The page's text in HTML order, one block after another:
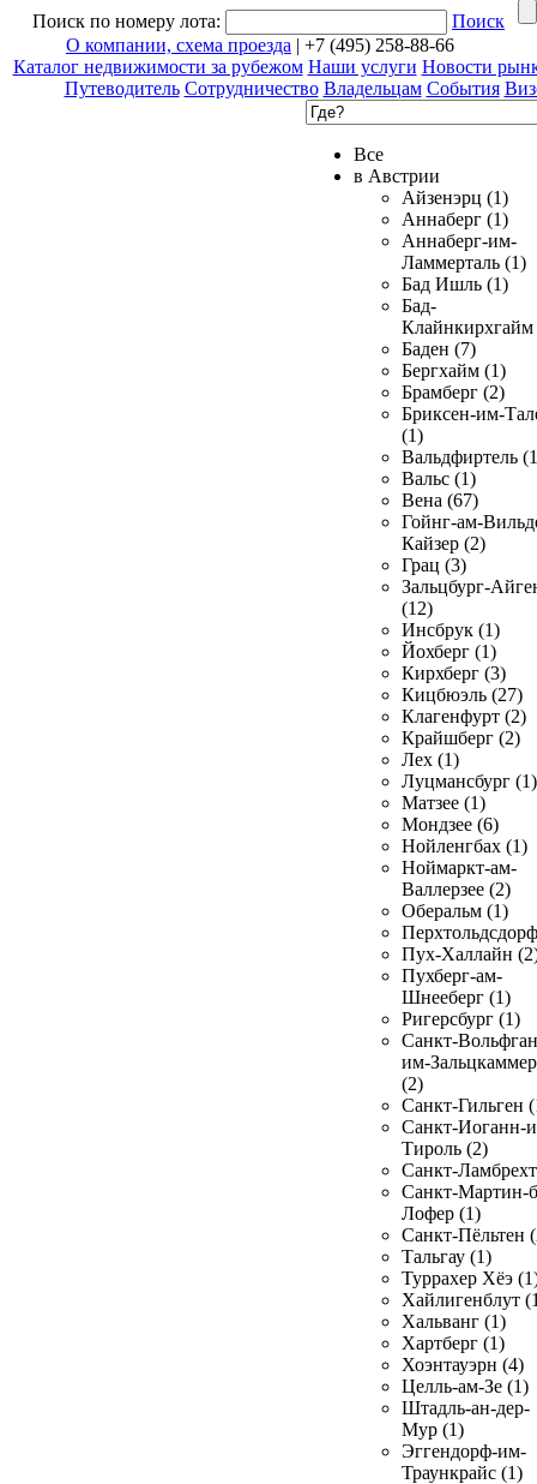
Поиск по номеру лота:
Поиск
О компании, схема проезда | +7 (495) 258-88-66
Каталог недвижимости за рубежом Наши услуги Новости
Путеводитель Сотрудничество Владельцам События
Все
в Австрии
Айзенэрц (1)
Аннаберг (1)
Аннаберг-им-
Ламмерталь (1)
Бад Ишль (1)
Бад-
Клайнкирхгайм
Баден (7)
Бергхайм (1)
Брамберг (2)
Бриксен-им-
(1)
Вальдфиртель
Вальс (1)
Вена (67)
Гойнг-ам-
Кайзер (2)
Грац (3)
Зальцбург-
(12)
Инсбрук (1)
Йохберг (1)
Кирхберг (3)
Кицбюэль (27)
Клагенфурт (2)
Крайшберг (2)
Лех (1)
Луцмансбург (1)
Матзее (1)
Мондзее (6)
Нойленгбах (1)
Ноймаркт-ам-
Валлерзее (2)
Оберальм (1)
Пух-Халлайн
Пухберг-ам-
Шнееберг (1)
Ригерсбург (1)
Санкт-
им-
(2)
Санкт-Гильген
Санкт-Иоганн-
Тироль (2)
Санкт-
Санкт-Мартин-
Лофер (1)
Санкт-Пёльтен
Тальгау (1)
Туррахер Хёэ
Хайлигенблут
Хальванг (1)
Хартберг (1)
Хоэнтауэрн (4)
Целль-ам-Зе (1)
Штадль-ан-дер-
Мур (1)
Эггендорф-им-
Траункрайс (1)